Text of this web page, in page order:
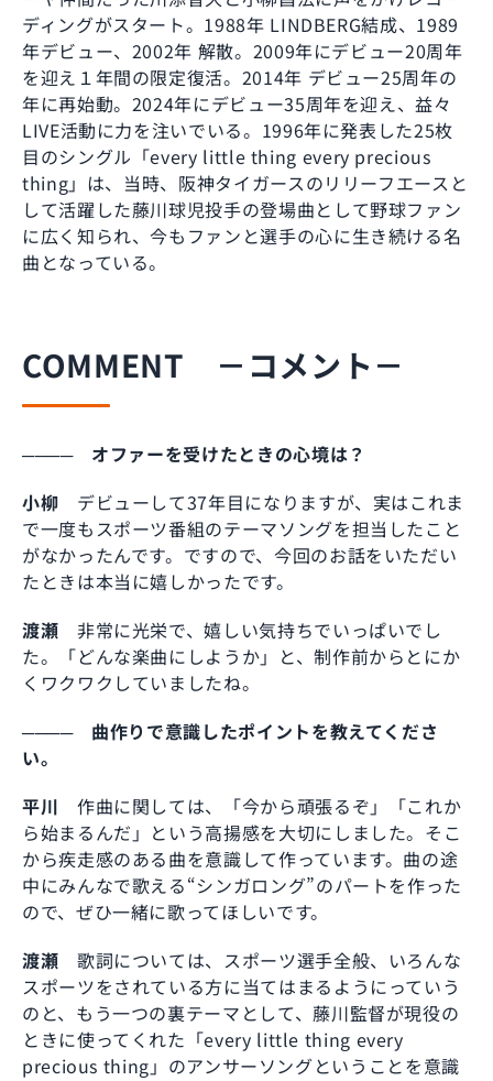
ディングがスタート。1988年 LINDBERG結成、1989
年デビュー、2002年 解散。2009年にデビュー20周年
を迎え１年間の限定復活。2014年 デビュー25周年の
年に再始動。2024年にデビュー35周年を迎え、益々
LIVE活動に力を注いでいる。1996年に発表した25枚
目のシングル「every little thing every precious
thing」は、当時、阪神タイガースのリリーフエースと
して活躍した藤川球児投手の登場曲として野球ファン
に広く知られ、今もファンと選手の心に生き続ける名
曲となっている。
COMMENT －コメント－
──── オファーを受けたときの心境は？
小柳 デビューして37年目になりますが、実はこれま
で一度もスポーツ番組のテーマソングを担当したこと
がなかったんです。ですので、今回のお話をいただい
たときは本当に嬉しかったです。
渡瀬 非常に光栄で、嬉しい気持ちでいっぱいでし
た。「どんな楽曲にしようか」と、制作前からとにか
くワクワクしていましたね。
──── 曲作りで意識したポイントを教えてくださ
い。
平川 作曲に関しては、「今から頑張るぞ」「これか
ら始まるんだ」という高揚感を大切にしました。そこ
から疾走感のある曲を意識して作っています。曲の途
中にみんなで歌える“シンガロング”のパートを作った
ので、ぜひ一緒に歌ってほしいです。
渡瀬 歌詞については、スポーツ選手全般、いろんな
スポーツをされている方に当てはまるようにっていう
のと、もう一つの裏テーマとして、藤川監督が現役の
ときに使ってくれた「every little thing every
precious thing」のアンサーソングということを意識